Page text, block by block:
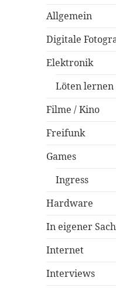
Allgemein
Digitale
Elektronik
Löten lernen
Filme / Kino
Freifunk
Games
Ingress
Hardware
In eigener
Internet
Interviews